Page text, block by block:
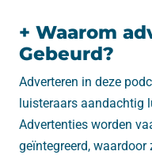
+ Waarom
Gebeurd?
Adverteren in deze
luisteraars aandachtig
Advertenties worden
geïntegreerd,